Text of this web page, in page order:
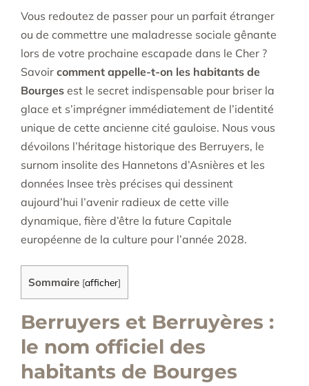
Vous redoutez de passer pour un parfait étranger
ou de commettre une maladresse sociale gênante
lors de votre prochaine escapade dans le Cher ?
Savoir comment appelle-t-on les habitants de
Bourges est le secret indispensable pour briser la
glace et s’imprégner immédiatement de l’identité
unique de cette ancienne cité gauloise. Nous vous
dévoilons l’héritage historique des Berruyers, le
surnom insolite des Hannetons d’Asnières et les
données Insee très précises qui dessinent
aujourd’hui l’avenir radieux de cette ville
dynamique, fière d’être la future Capitale
européenne de la culture pour l’année 2028.
Sommaire [afficher]
Berruyers et Berruyères :
le nom officiel des
habitants de Bourges